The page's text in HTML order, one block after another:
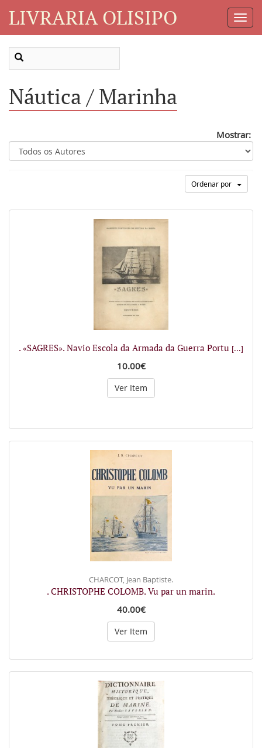
LIVRARIA OLISIPO
Náutica / Marinha
Mostrar:
Ordenar por
. «SAGRES». Navio Escola da Armada da Guerra Portu [...]
10.00€
Ver Item
CHARCOT, Jean Baptiste.
. CHRISTOPHE COLOMB. Vu par un marin.
40.00€
Ver Item